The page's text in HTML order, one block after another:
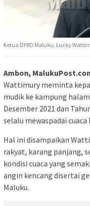
Ketua DPRD Maluku, Lucky
Ambon,
Wattimury meminta
mudik ke kampung
Desember 2021 dan
selalu mewaspadai cuaca
Hal ini disampaikan
rakyat, karang panjang,
kondisi cuaca yang
angin kencang disertai
Maluku.